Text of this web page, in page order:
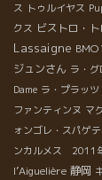
ス トゥルイヤス
クス ビストロ・
Lassaigne BMO
ジュンさん ラ・
Dame ラ・プラッツ
ファンティンヌ マ
ォンゴレ・スパゲテ
ンカルメス 2011
l’Aiguelière 静岡